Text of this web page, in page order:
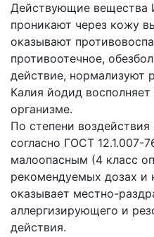
Действующие вещества
проникают через кожу
оказывают
противоотечное,
действие, нормализуют
Калия йодид
организме.
По степени
согласно ГОСТ 12.1.007-
малоопасным (4 класс
рекомендуемых дозах и
оказывает местно-
аллергизирующего и
действия.